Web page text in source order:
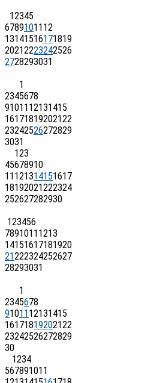
12345
67891011 12
13141516171819
20212223242526
2728293031
1
2345678
91011 12131415
16171819202122
23242526272829
3031
123
45678910
11 121314151617
18192021222324
252627282930
123456
7891011 1213
14151617181920
21222324252627
28293031
1
2345678
91011 12131415
16171819202122
23242526272829
30
1234
567891011